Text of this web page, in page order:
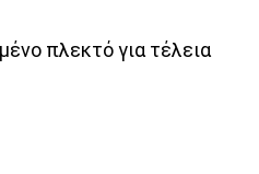
πλεκτό για τέλεια